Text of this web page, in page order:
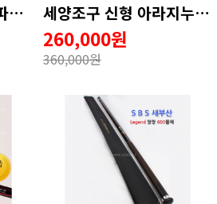
시마노 BBX 테크늄 파이어블러드 LB릴 -윤성정품(무상1회AS) 세양조구 신형 아라지누레전드 1-530 ★★ 20주년 할인 ★★
260,000원
360,000원